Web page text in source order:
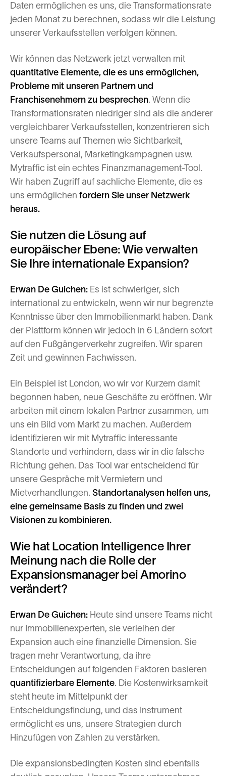
Daten ermöglichen es uns, die Transformationsrate
jeden Monat zu berechnen, sodass wir die Leistung
unserer Verkaufsstellen verfolgen können.
Wir können das Netzwerk jetzt verwalten mit
quantitative Elemente, die es uns ermöglichen,
Probleme mit unseren Partnern und
Franchisenehmern zu besprechen. Wenn die
Transformationsraten niedriger sind als die anderer
vergleichbarer Verkaufsstellen, konzentrieren sich
unsere Teams auf Themen wie Sichtbarkeit,
Verkaufspersonal, Marketingkampagnen usw.
Mytraffic ist ein echtes Finanzmanagement-Tool.
Wir haben Zugriff auf sachliche Elemente, die es
uns ermöglichen fordern Sie unser Netzwerk
heraus.
Sie nutzen die Lösung auf
europäischer Ebene: Wie verwalten
Sie Ihre internationale Expansion?
Erwan De Guichen: Es ist schwieriger, sich
international zu entwickeln, wenn wir nur begrenzte
Kenntnisse über den Immobilienmarkt haben. Dank
der Plattform können wir jedoch in 6 Ländern sofort
auf den Fußgängerverkehr zugreifen. Wir sparen
Zeit und gewinnen Fachwissen.
Ein Beispiel ist London, wo wir vor Kurzem damit
begonnen haben, neue Geschäfte zu eröffnen. Wir
arbeiten mit einem lokalen Partner zusammen, um
uns ein Bild vom Markt zu machen. Außerdem
identifizieren wir mit Mytraffic interessante
Standorte und verhindern, dass wir in die falsche
Richtung gehen. Das Tool war entscheidend für
unsere Gespräche mit Vermietern und
Mietverhandlungen. Standortanalysen helfen uns,
eine gemeinsame Basis zu finden und zwei
Visionen zu kombinieren.
Wie hat Location Intelligence Ihrer
Meinung nach die Rolle der
Expansionsmanager bei Amorino
verändert?
Erwan De Guichen: Heute sind unsere Teams nicht
nur Immobilienexperten, sie verleihen der
Expansion auch eine finanzielle Dimension. Sie
tragen mehr Verantwortung, da ihre
Entscheidungen auf folgenden Faktoren basieren
quantifizierbare Elemente. Die Kostenwirksamkeit
steht heute im Mittelpunkt der
Entscheidungsfindung, und das Instrument
ermöglicht es uns, unsere Strategien durch
Hinzufügen von Zahlen zu verstärken.
Die expansionsbedingten Kosten sind ebenfalls